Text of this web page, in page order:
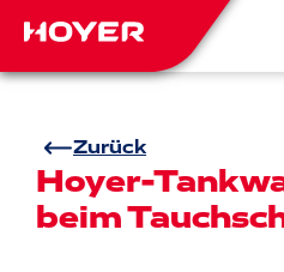
Zurück
Hoyer-
beim